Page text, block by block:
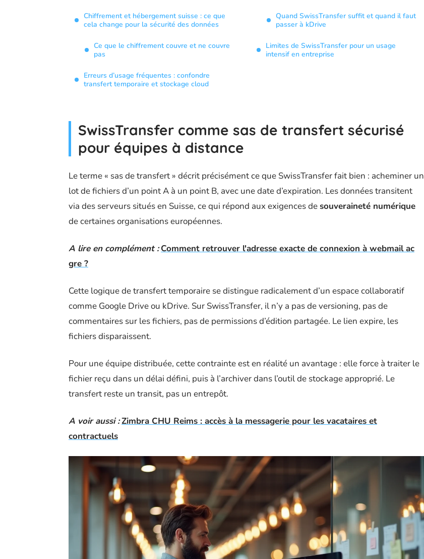
Chiffrement et hébergement suisse : ce que
cela change pour la sécurité des données
Ce que le chiffrement couvre et ne couvre
pas
Erreurs d’usage fréquentes : confondre
transfert temporaire et stockage cloud
Quand SwissTransfer suffit et quand il faut
passer à kDrive
Limites de SwissTransfer pour un usage
intensif en entreprise
SwissTransfer comme sas de transfert sécurisé
pour équipes à distance
Le terme « sas de transfert » décrit précisément ce que SwissTransfer fait bien : acheminer un
lot de fichiers d’un point A à un point B, avec une date d’expiration. Les données transitent
via des serveurs situés en Suisse, ce qui répond aux exigences desouveraineté numérique
de certaines organisations européennes.
A lire en complément : Comment retrouver l'adresse exacte de connexion à webmail ac
gre ?
Cette logique de transfert temporaire se distingue radicalement d’un espace collaboratif
comme Google Drive ou kDrive. Sur SwissTransfer, il n’y a pas de versioning, pas de
commentaires sur les fichiers, pas de permissions d’édition partagée. Le lien expire, les
fichiers disparaissent.
Pour une équipe distribuée, cette contrainte est en réalité un avantage : elle force à traiter le
fichier reçu dans un délai défini, puis à l’archiver dans l’outil de stockage approprié. Le
transfert reste un transit, pas un entrepôt.
A voir aussi :Zimbra CHU Reims : accès à la messagerie pour les vacataires et
contractuels